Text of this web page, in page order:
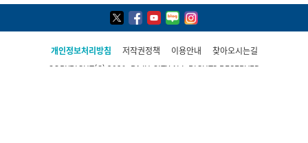
개인정보처리방침 저작권정책 이용안내
찾아오시는길
COPYRIGHT(C) 2021, PAJU CITY ALL RIGHTS RESERVED